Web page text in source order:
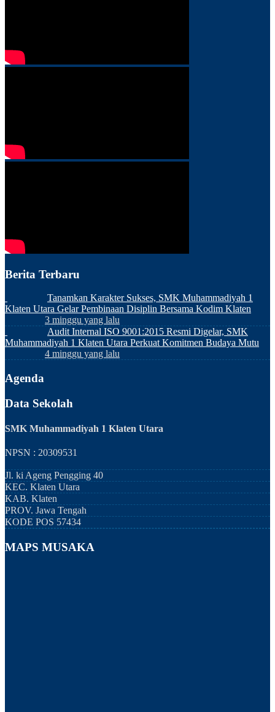
Berita Terbaru
Tanamkan Karakter Sukses, SMK Muhammadiyah 1
Klaten Utara Gelar Pembinaan Disiplin Bersama Kodim Klaten
3 minggu yang lalu
Audit Internal ISO 9001:2015 Resmi Digelar, SMK
Muhammadiyah 1 Klaten Utara Perkuat Komitmen Budaya Mutu
4 minggu yang lalu
Agenda
Data Sekolah
SMK Muhammadiyah 1 Klaten Utara
NPSN : 20309531
Jl. ki Ageng Pengging 40
KEC. Klaten Utara
KAB. Klaten
PROV. Jawa Tengah
KODE POS 57434
MAPS MUSAKA